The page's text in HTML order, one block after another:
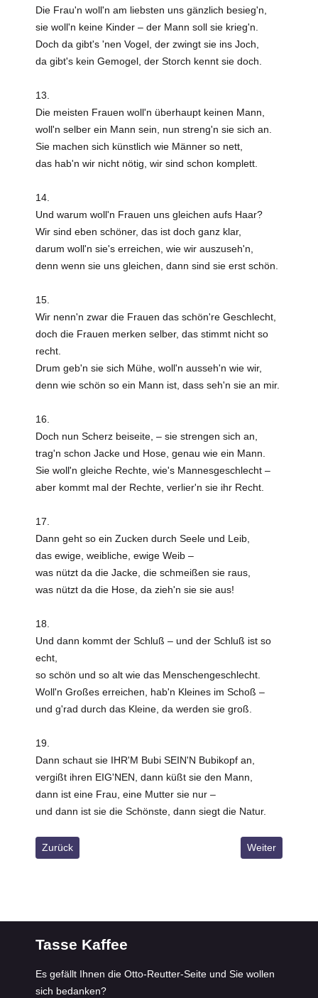
Die Frau'n woll'n am liebsten uns gänzlich besieg'n,
sie woll'n keine Kinder – der Mann soll sie krieg'n.
Doch da gibt's 'nen Vogel, der zwingt sie ins Joch,
da gibt's kein Gemogel, der Storch kennt sie doch.
13.
Die meisten Frauen woll'n überhaupt keinen Mann,
woll'n selber ein Mann sein, nun streng'n sie sich an.
Sie machen sich künstlich wie Männer so nett,
das hab'n wir nicht nötig, wir sind schon komplett.
14.
Und warum woll'n Frauen uns gleichen aufs Haar?
Wir sind eben schöner, das ist doch ganz klar,
darum woll'n sie's erreichen, wie wir auszuseh'n,
denn wenn sie uns gleichen, dann sind sie erst schön.
15.
Wir nenn'n zwar die Frauen das schön're Geschlecht,
doch die Frauen merken selber, das stimmt nicht so
recht.
Drum geb'n sie sich Mühe, woll'n ausseh'n wie wir,
denn wie schön so ein Mann ist, dass seh'n sie an mir.
16.
Doch nun Scherz beiseite, – sie strengen sich an,
trag'n schon Jacke und Hose, genau wie ein Mann.
Sie woll'n gleiche Rechte, wie's Mannesgeschlecht –
aber kommt mal der Rechte, verlier'n sie ihr Recht.
17.
Dann geht so ein Zucken durch Seele und Leib,
das ewige, weibliche, ewige Weib –
was nützt da die Jacke, die schmeißen sie raus,
was nützt da die Hose, da zieh'n sie sie aus!
18.
Und dann kommt der Schluß – und der Schluß ist so
echt,
so schön und so alt wie das Menschengeschlecht.
Woll'n Großes erreichen, hab'n Kleines im Schoß –
und g'rad durch das Kleine, da werden sie groß.
19.
Dann schaut sie IHR'M Bubi SEIN'N Bubikopf an,
vergißt ihren EIG'NEN, dann küßt sie den Mann,
dann ist eine Frau, eine Mutter sie nur –
und dann ist sie die Schönste, dann siegt die Natur.
Vorheriger Beitrag: Ein kleines Stück Papier
Zurück Nächster
Weiter
Tasse Kaffee
Es gefällt Ihnen die Otto-Reutter-Seite und Sie wollen
sich bedanken?